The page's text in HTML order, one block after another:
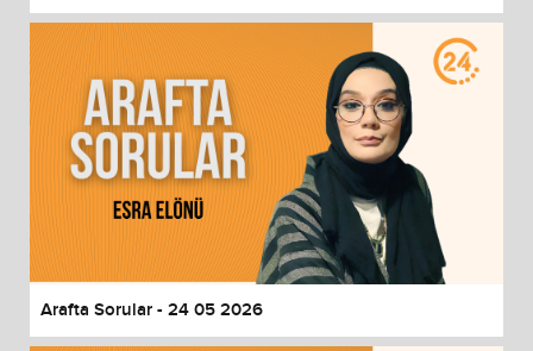
Arafta Sorular - 24 05 2026